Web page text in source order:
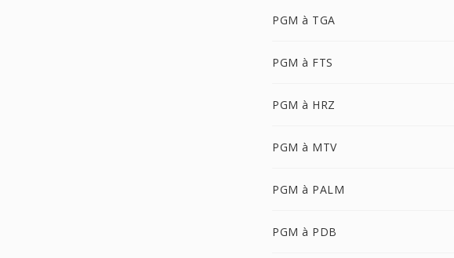
PGM à TGA
PGM à FTS
PGM à HRZ
PGM à MTV
PGM à PALM
PGM à PDB